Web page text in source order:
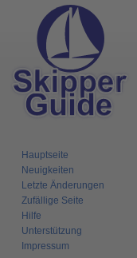
Hauptseite
Neuigkeiten
Letzte Änderungen
Zufällige Seite
Hilfe
Unterstützung
Impressum